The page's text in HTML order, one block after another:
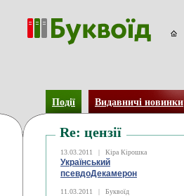
Події Видавничі новинки
Re: цензії
13.03.2011 | Кіра Кірошка
Український
псевдоДекамерон
11.03.2011 | Буквоїд